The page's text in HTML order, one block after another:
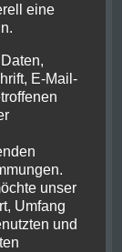
eine
E-Mail-
unser
Umfang
und